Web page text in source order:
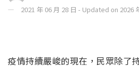
2021 年 06 月 28 日 - Updated on 2026
疫情持續嚴峻的現在，民眾除了